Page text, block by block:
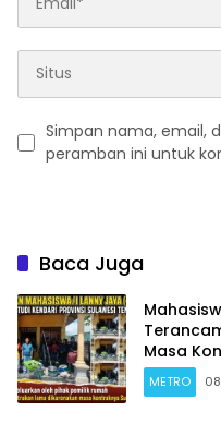
Simpan nama, email,
peramban ini untuk
Baca Juga
Masa
METRO